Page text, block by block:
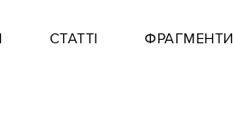
СТАТТІ ФРАГМЕНТИ